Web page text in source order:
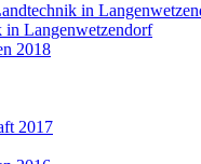
in
in Langenwetzendorf
2018
2017